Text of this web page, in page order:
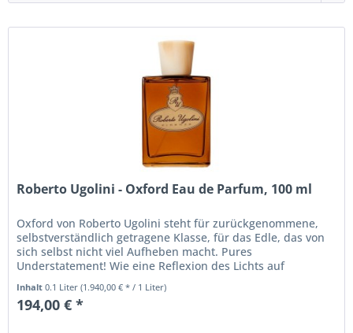
Roberto Ugolini - Oxford Eau de Parfum, 100 ml
Oxford von Roberto Ugolini steht für zurückgenommene,
selbstverständlich getragene Klasse, für das Edle, das von
sich selbst nicht viel Aufheben macht. Pures
Understatement! Wie eine Reflexion des Lichts auf
schwarzen polierten Schuhen...
Inhalt0.1 Liter(1.940,00 € * / 1 Liter)
194,00 € *